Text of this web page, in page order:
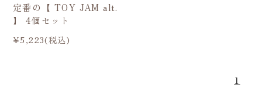
定番の【 TOY JAM alt.
】 4個セット
¥5,223(税込)
1